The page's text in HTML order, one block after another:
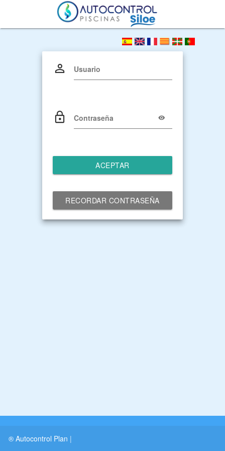
Usuario
Contraseña
ACEPTAR
RECORDAR CONTRASEÑA
® Autocontrol Plan |